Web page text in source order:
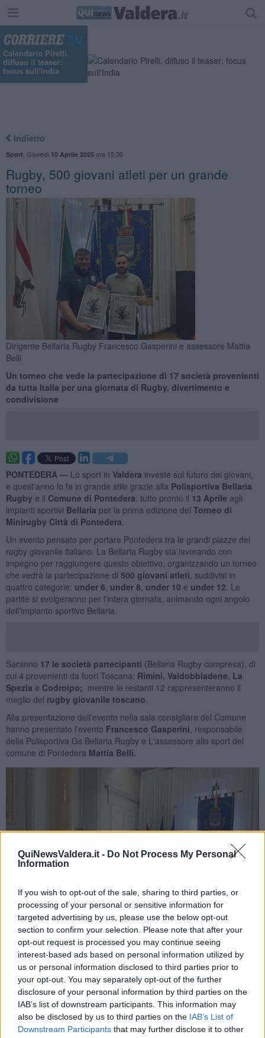
QuiNewsValdera.it - Do Not Process My Personal
Information
If you wish to opt-out of the sale, sharing to third parties, or
processing of your personal or sensitive information for
targeted advertising by us, please use the below opt-out
section to confirm your selection. Please note that after your
opt-out request is processed you may continue seeing
interest-based ads based on personal information utilized by
us or personal information disclosed to third parties prior to
your opt-out. You may separately opt-out of the further
disclosure of your personal information by third parties on the
IAB’s list of downstream participants. This information may
also be disclosed by us to third parties on the IAB’s List of
Downstream Participants that may further disclose it to other
Calendario Pirelli,
diffuso il teaser:
focus sull'India
Indietro
Sport Giovedì 10 Aprile 2025ore 15:30
Rugby, 500 giovani atleti per un grande
torneo
Dirigente Bellaria Rugby Francesco Gasperini e assessore Mattia
Belli
Un torneo che vede la partecipazione di 17 società provenienti
da tutta Italia per una giornata di Rugby, divertimento e
condivisione
PONTEDERA — Lo sport in Valdera investe sul futuro dei giovani,
e quest'anno lo fa in grande stile grazie alla Polisportiva Bellaria
Rugby e il Comune di Pontedera: tutto pronto il 13 Aprile agli
impianti sportivi Bellaria per la prima edizione del Torneo di
Minirugby Città di Pontedera
Un evento pensato per portare Pontedera tra le grandi piazze del
rugby giovanile italiano. La Bellaria Rugby sta lavorando con
impegno per raggiungere questo obiettivo, organizzando un torneo
che vedrà la partecipazione di 500 giovani atleti , suddivisi in
quattro categorie: under 6 under 8 under 10 e under 12 . Le
partite si svolgeranno per l'intera giornata, animando ogni angolo
dell’impianto sportivo Bellaria.
Saranno 17 le società partecipanti (Bellaria Rugby compresa), di
cui 4 provenienti da fuori Toscana: Rimini Valdobbiadene La
Spezia e Codroipo; mentre le restanti 12 rappresenteranno il
meglio del rugby giovanile toscano
Alla presentazione dell'evento nella sala consigliare del Comune
hanno presentato l'evento Francesco Gasperini , responsabile
della Polisportiva Gs Bellaria Rugby e L'assessore allo sport del
comune di Pontedera Mattia Belli.
“Siamo felici di ospitare un evento così importante, realizzato con
impegno e voglia di creare qualcosa di grande, che coinvolgerà
oltre500 bambini dai 4 ai 12 anni,provenienti da società sportive
toscane e italiane; una giornata di festa sia per il rugby che per la
città. - ha dichiarato Francesco Gasperini - Ci aspettiamo di servire
circa1500 pasti , in un vero e proprio terzo tempo condiviso da